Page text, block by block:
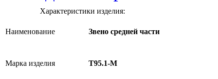
Характеристики изделия:
Наименование Звено средней части
Марка изделия Т95.1-М